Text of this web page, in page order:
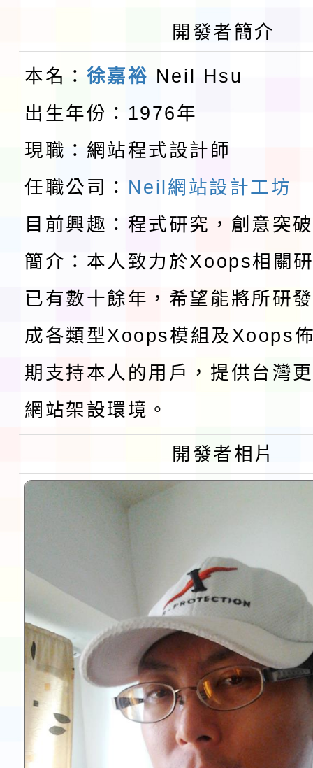
第3次招考代課鐘點教
告(不再辦理後續甄選)
檢送「桃園市115學年
賽實施要點」1份
本市「115學年度學生
程安排一案
「桃園市補助參觀特色
展演活動實施計畫」
請一案
教育部校安中心白海豚
報
淨零綠領人才培育課程
檢送桃園市115學年度
及師生本土語及新住民
實施要點各1份
115年食農教育專業人
程
鎮韌性（防空）演習－
速演練執行計畫」
「115年金融知識線上
法」
本校115學年度第1學
第3次招考代課鐘點教
告(不再辦理後續甄選)
檢送「桃園市115學年
賽實施要點」1份
本市「115學年度學生
程安排一案
「桃園市補助參觀特色
展演活動實施計畫」
請一案
開發者簡介
本名： 徐嘉裕 Neil Hsu
出生年份：1976年
現職：網站程式設計師
任職公司： Neil網站設計工坊
目前興趣：程式研究，創意突
簡介：本人致力於Xoops相關
已有數十餘年，希望能將所研
成各類型Xoops模組及Xoops
期支持本人的用戶，提供台灣
網站架設環境。
開發者相片